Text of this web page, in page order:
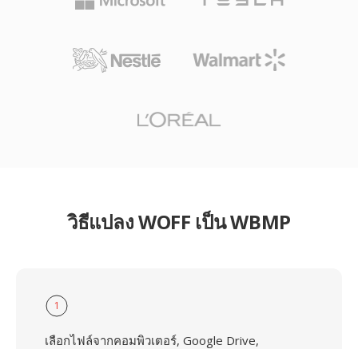
วิธีแปลง WOFF เป็น WBMP
1
เลือกไฟล์จากคอมพิวเตอร์, Google Drive,